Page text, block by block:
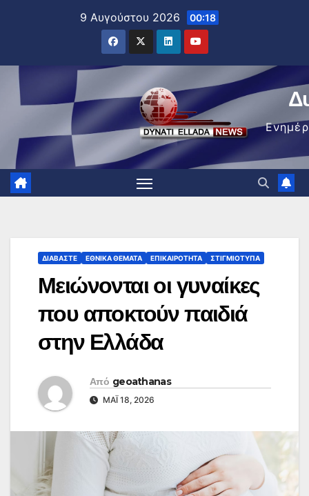
9 Αυγούστου 2026 00:18
ΔΙΑΒΆΣΤΕ ΕΘΝΙΚΆ ΘΈΜΑΤΑ ΕΠΙΚΑΙΡΌΤΗΤΑ ΣΤΙΓΜΙΌΤΥΠΑ
Μειώνονται οι γυναίκες
που αποκτούν παιδιά
στην Ελλάδα
Από geoathanas
ΜΆΙ 18, 2026